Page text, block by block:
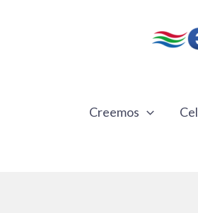
Creemos